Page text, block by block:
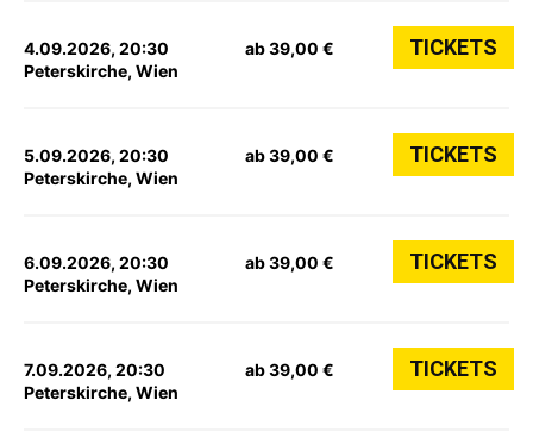
4.09.2026, 20:30
Peterskirche, Wien
ab 39,00 € TICKETS
5.09.2026, 20:30
Peterskirche, Wien
ab 39,00 € TICKETS
6.09.2026, 20:30
Peterskirche, Wien
ab 39,00 € TICKETS
7.09.2026, 20:30
Peterskirche, Wien
ab 39,00 € TICKETS